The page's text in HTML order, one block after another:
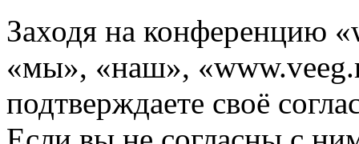
Заходя на конференцию
«мы», «наш»,
подтверждаете своё